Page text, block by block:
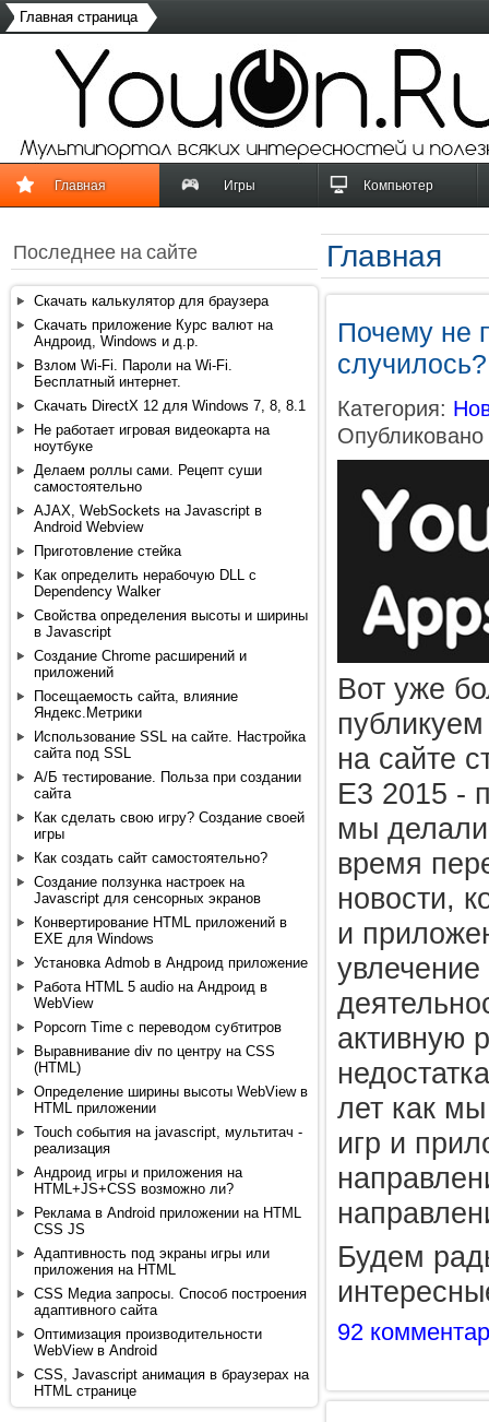
Главная страница
Главная Игры Компьютер
Последнее на сайте
Скачать калькулятор для браузера
Скачать приложение Курс валют на
Андроид, Windows и д.р.
Взлом Wi-Fi. Пароли на Wi-Fi.
Бесплатный интернет.
Скачать DirectX 12 для Windows 7, 8, 8.1
Не работает игровая видеокарта на
ноутбуке
Делаем роллы сами. Рецепт суши
самостоятельно
AJAX, WebSockets на Javascript в
Android Webview
Приготовление стейка
Как определить нерабочую DLL с
Dependency Walker
Свойства определения высоты и ширины
в Javascript
Создание Chrome расширений и
приложений
Посещаемость сайта, влияние
Яндекс.Метрики
Использование SSL на сайте. Настройка
сайта под SSL
А/Б тестирование. Польза при создании
сайта
Как сделать свою игру? Создание своей
игры
Как создать сайт самостоятельно?
Создание ползунка настроек на
Javascript для сенсорных экранов
Конвертирование HTML приложений в
EXE для Windows
Установка Admob в Андроид приложение
Работа HTML 5 audio на Андроид в
WebView
Popcorn Time с переводом субтитров
Выравнивание div по центру на CSS
(HTML)
Определение ширины высоты WebView в
HTML приложении
Touch события на javascript, мультитач -
реализация
Андроид игры и приложения на
HTML+JS+CSS возможно ли?
Реклама в Android приложении на HTML
CSS JS
Адаптивность под экраны игры или
приложения на HTML
CSS Медиа запросы. Способ построения
адаптивного сайта
Оптимизация производительности
WebView в Android
CSS, Javascript анимация в браузерах на
HTML странице
Главная
Почему не
случилось?
Категория:
Вот уже
на сайте
E3 2015 -
мы
время
новости,
и
активную
лет как
игр и
Будем
92